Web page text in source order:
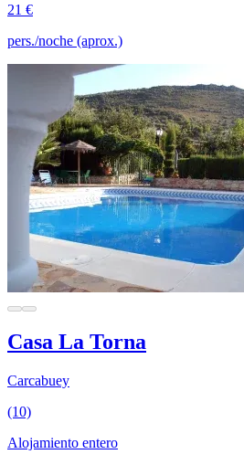
21 €
pers./noche (aprox.)
Casa La Torna
Carcabuey
(10)
Alojamiento entero